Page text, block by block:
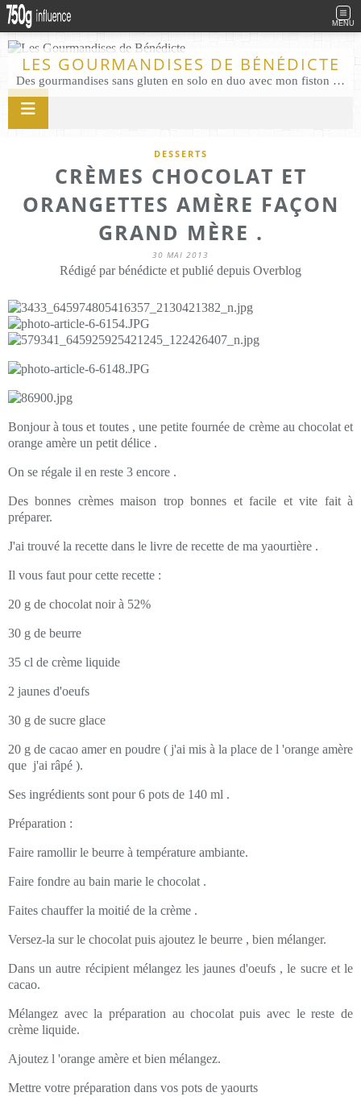
MENU
LES GOURMANDISES DE BÉNÉDICTE
Des gourmandises sans gluten en solo en duo avec mon fiston . Salé comme Sucré sans gluten éco responsable Les Gourmandises de Bénédicte gâteau produits locaux
DESSERTS
CRÈMES CHOCOLAT ET
ORANGETTES AMÈRE FAÇON
GRAND MÈRE .
30 MAI 2013
Rédigé par bénédicte et publié depuis Overblog
Bonjour à tous et toutes , une petite fournée de crème au chocolat et
orange amère un petit délice .
On se régale il en reste 3 encore .
Des bonnes crèmes maison trop bonnes et facile et vite fait à
préparer.
J'ai trouvé la recette dans le livre de recette de ma yaourtière .
Il vous faut pour cette recette :
20 g de chocolat noir à 52%
30 g de beurre
35 cl de crème liquide
2 jaunes d'oeufs
30 g de sucre glace
20 g de cacao amer en poudre ( j'ai mis à la place de l 'orange amère
que j'ai râpé ).
Ses ingrédients sont pour 6 pots de 140 ml .
Préparation :
Faire ramollir le beurre à température ambiante.
Faire fondre au bain marie le chocolat .
Faites chauffer la moitié de la crème .
Versez-la sur le chocolat puis ajoutez le beurre , bien mélanger.
Dans un autre récipient mélangez les jaunes d'oeufs , le sucre et le
cacao.
Mélangez avec la préparation au chocolat puis avec le reste de
crème liquide.
Ajoutez l 'orange amère et bien mélangez.
Mettre votre préparation dans vos pots de yaourts